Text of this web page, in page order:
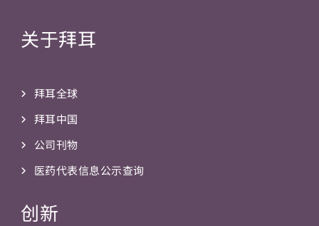
关于拜耳
拜耳全球
拜耳中国
公司刊物
医药代表信息公示查询
创新